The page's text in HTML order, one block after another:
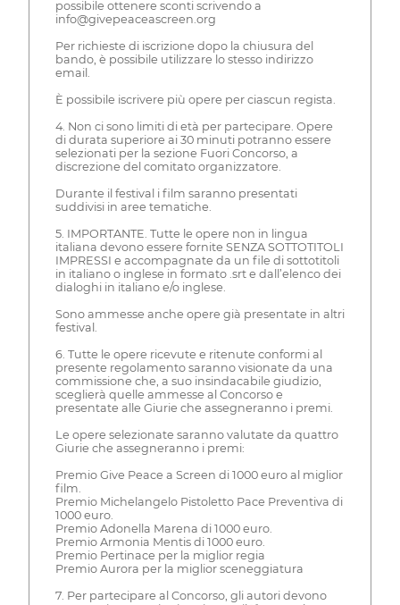
possibile ottenere sconti scrivendo a
info@givepeaceascreen.org
Per richieste di iscrizione dopo la chiusura del
bando, è possibile utilizzare lo stesso indirizzo
email.
È possibile iscrivere più opere per ciascun regista.
4. Non ci sono limiti di età per partecipare. Opere
di durata superiore ai 30 minuti potranno essere
selezionati per la sezione Fuori Concorso, a
discrezione del comitato organizzatore.
Durante il festival i film saranno presentati
suddivisi in aree tematiche.
5. IMPORTANTE. Tutte le opere non in lingua
italiana devono essere fornite SENZA SOTTOTITOLI
IMPRESSI e accompagnate da un file di sottotitoli
in italiano o inglese in formato .srt e dall’elenco dei
dialoghi in italiano e/o inglese.
Sono ammesse anche opere già presentate in altri
festival.
6. Tutte le opere ricevute e ritenute conformi al
presente regolamento saranno visionate da una
commissione che, a suo insindacabile giudizio,
sceglierà quelle ammesse al Concorso e
presentate alle Giurie che assegneranno i premi.
Le opere selezionate saranno valutate da quattro
Giurie che assegneranno i premi:
Premio Give Peace a Screen di 1000 euro al miglior
film.
Premio Michelangelo Pistoletto Pace Preventiva di
1000 euro.
Premio Adonella Marena di 1000 euro.
Premio Armonia Mentis di 1000 euro.
Premio Pertinace per la miglior regia
Premio Aurora per la miglior sceneggiatura
7. Per partecipare al Concorso, gli autori devono